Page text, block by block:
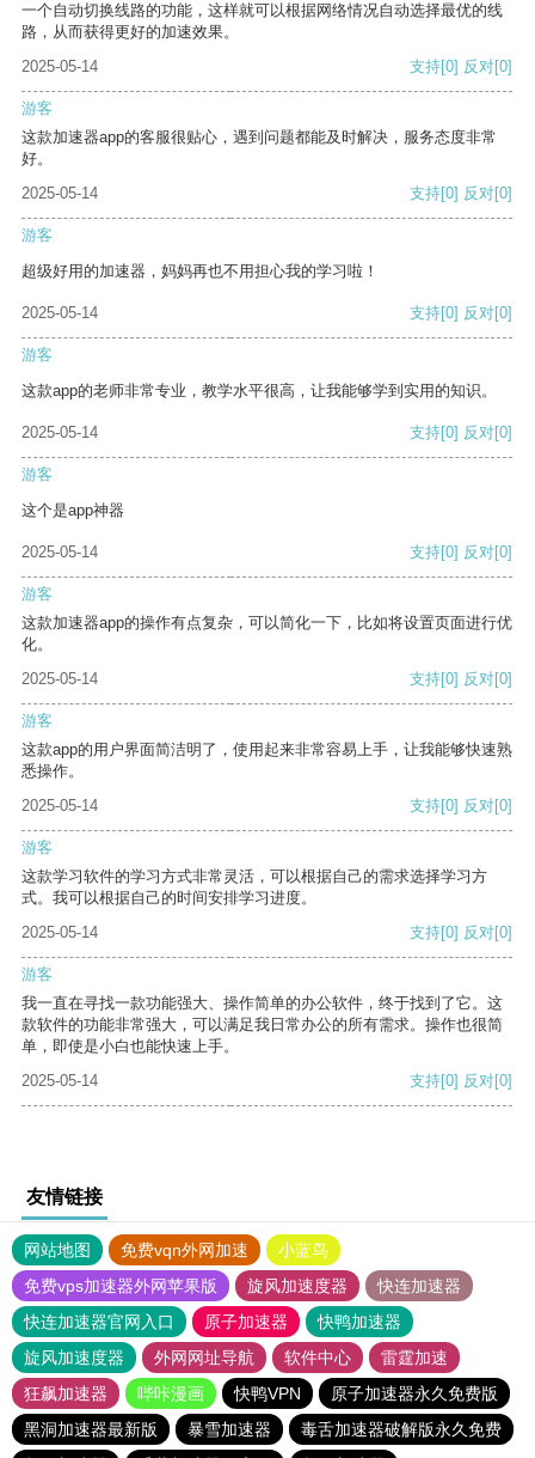
一个自动切换线路的功能，这样就可以根据网络情况自动选择最优的线
路，从而获得更好的加速效果。
2025-05-14
支持[0] 反对[0]
游客
这款加速器app的客服很贴心，遇到问题都能及时解决，服务态度非常
好。
2025-05-14
支持[0] 反对[0]
游客
超级好用的加速器，妈妈再也不用担心我的学习啦！
2025-05-14 支持[0] 反对[0]
游客
这款app的老师非常专业，教学水平很高，让我能够学到实用的知识。
2025-05-14 支持[0] 反对[0]
游客
这个是app神器
2025-05-14 支持[0] 反对[0]
游客
这款加速器app的操作有点复杂，可以简化一下，比如将设置页面进行优
化。
2025-05-14
支持[0] 反对[0]
游客
这款app的用户界面简洁明了，使用起来非常容易上手，让我能够快速熟
悉操作。
2025-05-14
支持[0] 反对[0]
游客
这款学习软件的学习方式非常灵活，可以根据自己的需求选择学习方
式。我可以根据自己的时间安排学习进度。
2025-05-14
支持[0] 反对[0]
游客
我一直在寻找一款功能强大、操作简单的办公软件，终于找到了它。这
款软件的功能非常强大，可以满足我日常办公的所有需求。操作也很简
单，即使是小白也能快速上手。
2025-05-14
支持[0] 反对[0]
友情链接
网站地图 免费vqn外网加速
小蓝鸟
免费vps加速器外网苹果版
旋风加速度器
快连加速器
快连加速器官网入口
原子加速器
快鸭加速器
旋风加速度器
外网网址导航 软件中心
雷霆加速
狂飙加速器
哔咔漫画 快鸭VPN
原子加速器永久免费版
黑洞加速器最新版
暴雪加速器
毒舌加速器破解版永久免费